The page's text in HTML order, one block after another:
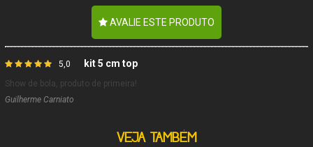
AVALIE ESTE PRODUTO
5,0 kit 5 cm top
Show de bola, produto de primeira!
Guilherme Carniato
VEJA TAMBÉM